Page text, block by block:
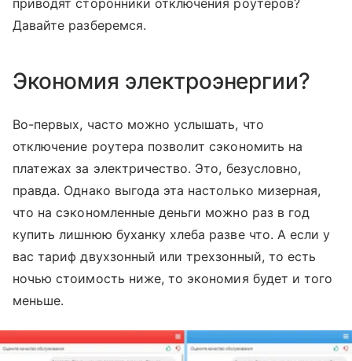
приводят сторонники отключения роутеров?
Давайте разберемся.
Экономия электроэнергии?
Во-первых, часто можно услышать, что
отключение роутера позволит сэкономить на
платежах за электричество. Это, безусловно,
правда. Однако выгода эта настолько мизерная,
что на сэкономленные деньги можно раз в год
купить лишнюю буханку хлеба разве что. А если у
вас тариф двухзонный или трехзонный, то есть
ночью стоимость ниже, то экономия будет и того
меньше.